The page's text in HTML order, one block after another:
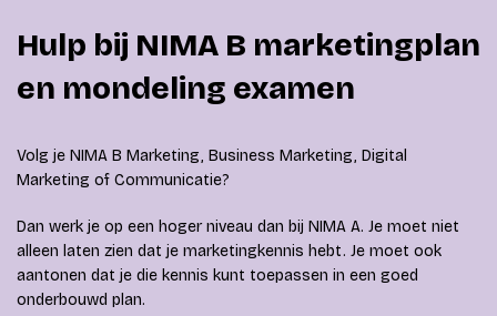
Hulp bij NIMA B marketingplan
en mondeling examen
Volg je NIMA B Marketing, Business Marketing, Digital
Marketing of Communicatie?
Dan werk je op een hoger niveau dan bij NIMA A. Je moet niet
alleen laten zien dat je marketingkennis hebt. Je moet ook
aantonen dat je die kennis kunt toepassen in een goed
onderbouwd plan.